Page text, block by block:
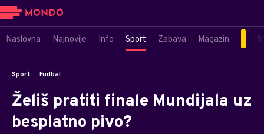
Naslovna Najnovije Info Sport Zabava Magazin
Sport Fudbal
Želiš pratiti finale Mundijala uz
besplatno pivo?